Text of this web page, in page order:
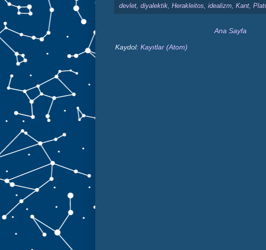
devlet diyalektik Herakleitos idealizm Kant
Ana Sayfa
Kaydol: Kayıtlar (Atom)